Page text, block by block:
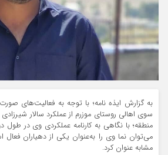
به گزارش ایذه نامه؛ با توجه به فعالیت‌های
سوی اهالی روستای موزرم از عملکرد سالار
منطقه؛ با نگاهی به کارنامه عملکردی وی در
می‌توان نما وی را به‌عنوان یکی از دهیاران فعال
مشابه عنوان کرد.